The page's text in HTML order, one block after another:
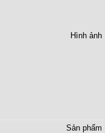
Hình ảnh
Sản phẩm